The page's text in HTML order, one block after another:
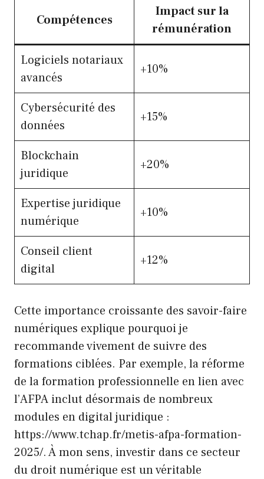
Compétences
Impact sur la
rémunération
Logiciels notariaux
avancés
+10%
Cybersécurité des
données
+15%
Blockchain
juridique
+20%
Expertise juridique
numérique
+10%
Conseil client
digital
+12%
Cette importance croissante des savoir-faire
numériques explique pourquoi je
recommande vivement de suivre des
formations ciblées. Par exemple, la réforme
de la formation professionnelle en lien avec
l’AFPA inclut désormais de nombreux
modules en digital juridique :
https://www.tchap.fr/metis-afpa-formation-
2025/. À mon sens, investir dans ce secteur
du droit numérique est un véritable